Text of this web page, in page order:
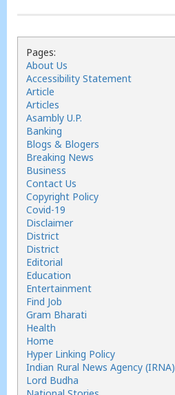
Pages:
About Us
Accessibility Statement
Article
Articles
Asambly U.P.
Banking
Blogs & Blogers
Breaking News
Business
Contact Us
Copyright Policy
Covid-19
Disclaimer
District
District
Editorial
Education
Entertainment
Find Job
Gram Bharati
Health
Home
Hyper Linking Policy
Indian Rural News Agency (IRNA)
Lord Budha